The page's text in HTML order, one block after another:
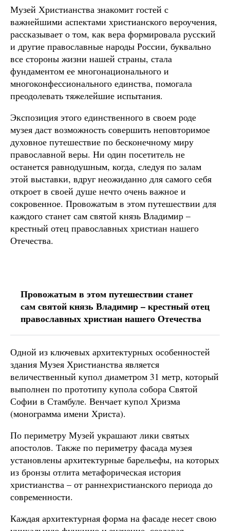
Музей Христианства знакомит гостей с
важнейшими аспектами христианского вероучения,
рассказывает о том, как вера формировала русский
и другие православные народы России, буквально
все стороны жизни нашей страны, стала
фундаментом ее многонационального и
многоконфессионального единства, помогала
преодолевать тяжелейшие испытания.
Экспозиция этого единственного в своем роде
музея даст возможность совершить неповторимое
духовное путешествие по бесконечному миру
православной веры. Ни один посетитель не
останется равнодушным, когда, следуя по залам
этой выставки, вдруг неожиданно для самого себя
откроет в своей душе нечто очень важное и
сокровенное. Провожатым в этом путешествии для
каждого станет сам святой князь Владимир –
крестный отец православных христиан нашего
Отечества.
Провожатым в этом путешествии станет
сам святой князь Владимир – крестный отец
православных христиан нашего Отечества
Одной из ключевых архитектурных особенностей
здания Музея Христианства является
величественный купол диаметром 31 метр, который
выполнен по прототипу купола собора Святой
Софии в Стамбуле. Венчает купол Хризма
(монограмма имени Христа).
По периметру Музей украшают лики святых
апостолов. Также по периметру фасада музея
установлены архитектурные барельефы, на которых
из бронзы отлита метафорическая история
христианства – от раннехристианского периода до
современности.
Каждая архитектурная форма на фасаде несет свою